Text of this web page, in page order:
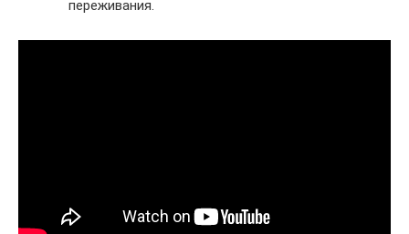
переживания.